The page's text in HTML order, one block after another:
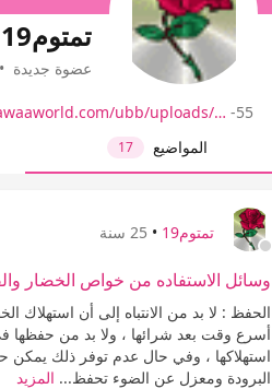
تمتوم19
عضوة جديدة •
ubb/uploads/… -55 نسخة.JPG
المواضيع
17
تمتوم19 • 25 سنة
وسائل الاستفاده من خواص الخضار
الحفظ : لا بد من الانتباه إلى أن استهلاك
أسرع وقت بعد شرائها ، ولا بد من حفظها في
استهلاكها ، وفي حال عدم توفر ذلك يمكن
البرودة ومعزل عن الضوء تحفظ... المزيد